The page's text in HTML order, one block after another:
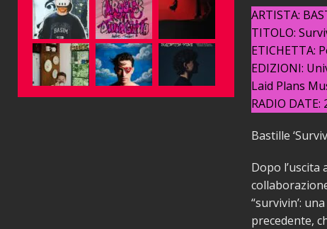
ARTISTA:
TITOLO:
ETICHETTA:
EDIZIONI:
Laid Plans
RADIO
Bastille
Dopo l’uscita
“survivin’:
precedente,